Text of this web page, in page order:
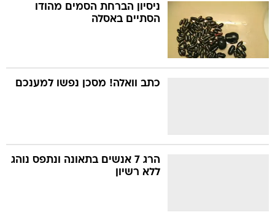
ניסיון הברחת הסמים מהודו
הסתיים באסלה
כתב וואלה! מסכן נפשו למענכם
הרג 7 אנשים בתאונה ונתפס נוהג
ללא רשיון